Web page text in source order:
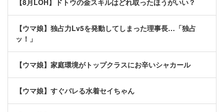
【8月LOH】ドトウの金スキルはどれ取ったほうがいい？
【ウマ娘】独占力Lv5を発動してしまった理事長…「独占
ッ！」
【ウマ娘】家庭環境がトップクラスにお辛いシャカール
【ウマ娘】すぐバレる水着セイちゃん